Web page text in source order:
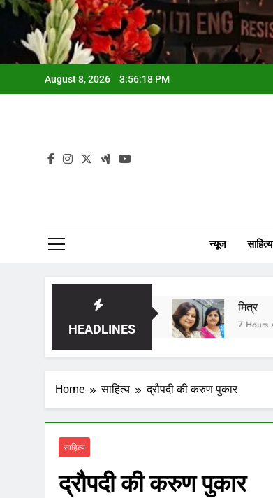
August 8, 2026 3:56:20 PM
न्यूज साहित्य
HEADLINES
3 Hours Ago
मित्र
7 Hours Ago
Home साहित्य द्रौपदी की करुण पुकार
साहित्य
द्रौपदी की करुण पुकार